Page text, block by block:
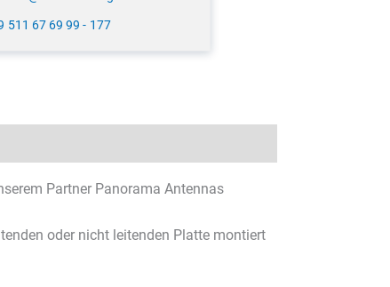
511 67 69 99 - 177
Partner Panorama Antennas
oder nicht leitenden Platte montiert